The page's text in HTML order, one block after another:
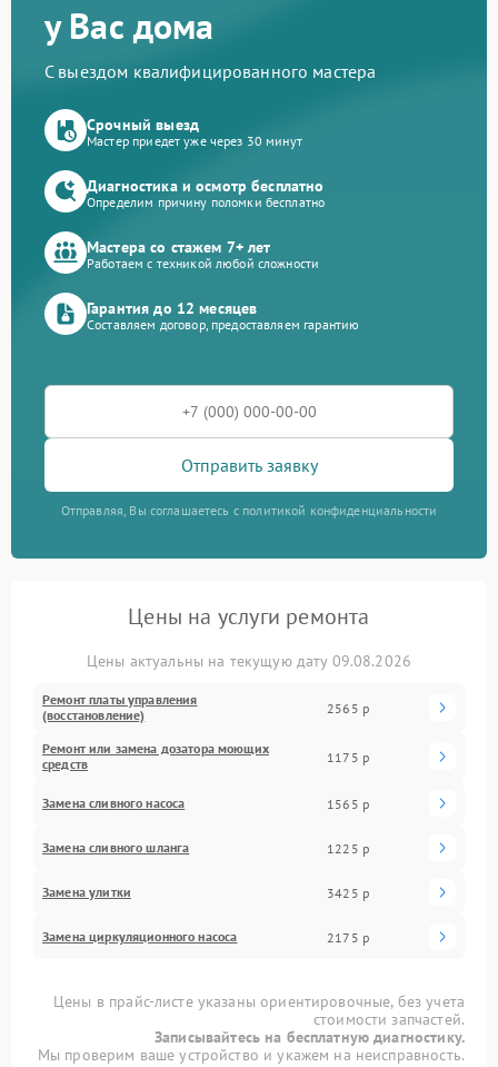
у Вас дома
С выездом квалифицированного мастера
Срочный выезд
Мастер приедет уже через 30 минут
Диагностика и осмотр бесплатно
Определим причину поломки бесплатно
Мастера со стажем 7+ лет
Работаем с техникой любой сложности
Гарантия до 12 месяцев
Составляем договор, предоставляем гарантию
Отправить заявку
Отправляя, Вы соглашаетесь с политикой конфиденциальности
Цены на услуги ремонта
Цены актуальны на текущую дату 09.08.2026
Ремонт платы управления
(восстановление)
2565 р
Ремонт или замена дозатора моющих
средств
1175 р
Замена сливного насоса 1565 р
Замена сливного шланга 1225 р
Замена улитки 3425 р
Замена циркуляционного насоса 2175 р
Цены в прайс-листе указаны ориентировочные, без учета
стоимости запчастей.
Записывайтесь на бесплатную диагностику.
Мы проверим ваше устройство и укажем на неисправность.